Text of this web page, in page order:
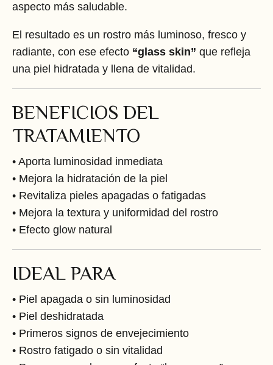
aspecto más saludable.
El resultado es un rostro más luminoso, fresco y
radiante, con ese efecto “glass skin” que refleja
una piel hidratada y llena de vitalidad.
BENEFICIOS DEL
TRATAMIENTO
• Aporta luminosidad inmediata
• Mejora la hidratación de la piel
• Revitaliza pieles apagadas o fatigadas
• Mejora la textura y uniformidad del rostro
• Efecto glow natural
IDEAL PARA
• Piel apagada o sin luminosidad
• Piel deshidratada
• Primeros signos de envejecimiento
• Rostro fatigado o sin vitalidad